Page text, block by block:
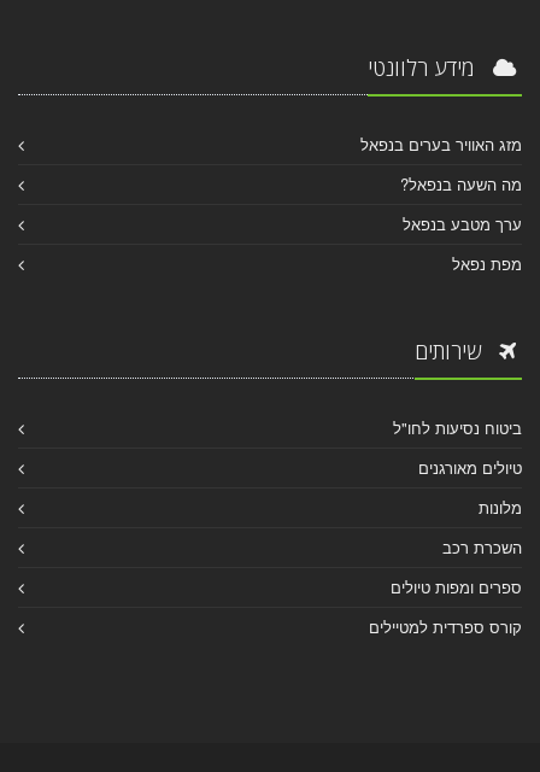
מידע רלוונטי
מזג האוויר בערים בנפאל
מה השעה בנפאל?
ערך מטבע בנפאל
מפת נפאל
שירותים
ביטוח נסיעות לחו"ל
טיולים מאורגנים
מלונות
השכרת רכב
ספרים ומפות טיולים
קורס ספרדית למטיילים